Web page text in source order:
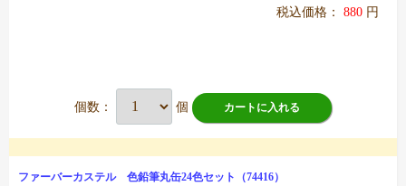
税込価格： 880 円
個数： 個 カートに入れる
ファーバーカステル 色鉛筆丸缶24色セット（74416）